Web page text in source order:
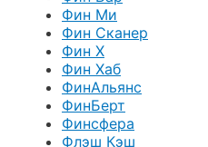
Фин Ми
Фин Сканер
Фин Х
Фин Хаб
ФинАльянс
ФинБерт
Финсфера
Флэш Кэш